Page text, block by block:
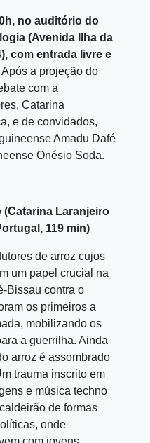
no auditório do
(Avenida Ilha da
com entrada livre e
Após a projeção do
com a
Catarina
e de convidados,
Amadu Dafé
Onésio Soda.
(Catarina Laranjeiro
119 min)
de arroz cujos
um papel crucial na
Bissau contra o
os primeiros a
mobilizando os
a guerrilha. Ainda
arroz é assombrado
trauma inscrito em
e música techno
de formas
onde